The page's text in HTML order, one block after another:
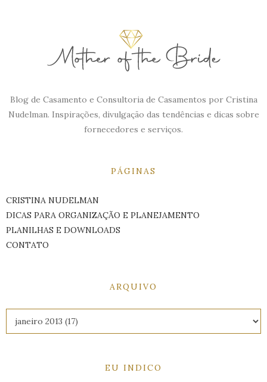
Blog de Casamento e Consultoria de Casamentos por Cristina
Nudelman. Inspirações, divulgação das tendências e dicas sobre
fornecedores e serviços.
PÁGINAS
CRISTINA NUDELMAN
DICAS PARA ORGANIZAÇÃO E PLANEJAMENTO
PLANILHAS E DOWNLOADS
CONTATO
ARQUIVO
EU INDICO